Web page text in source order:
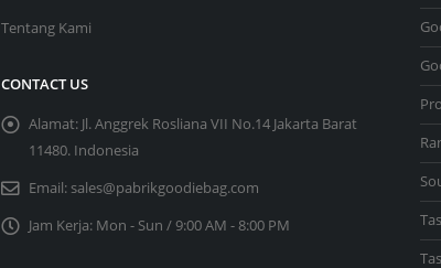
Tentang Kami
CONTACT US
Alamat: Jl. Anggrek Rosliana VII No.14 Jakarta Barat
11480. Indonesia
Email:sales@pabrikgoodiebag.com
Jam Kerja: Mon - Sun / 9:00 AM - 8:00 PM